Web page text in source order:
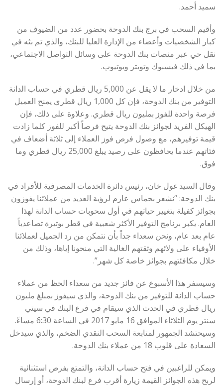
سميد أحمد.
وأقيم السحب في برج بنك الدوحة بحضور عدد من الضيوف من
كبار الشخصيات وأعضاء من الإدارة العليا للبنك، والذي تم بثه في
نقل حي عبر منصات بنك الدوحة على وسائل التواصل الاجتماعي،
بما في ذلك فيسبوك وتويتر ويوتيوب.
من خلال ادخار ما لا يقل عن 5,000 ريال قطري في حساب الدانة
التوفير من بنك الدوحة، فإن كل 1,000 ريال قطري يمنح العميل
فرصة واحدة للفوز بمليون ريال قطري. وعلاوة على ذلك، فإن
الهيكل الفريد لجوائز بنك الدوحة يتيح فرصاً أكبر للفوز كلما زادت
قيمة توفيرهم، مع وصول فرص فوز العملاء إلى ثلاثة أضعاف في
فئاتهم عندما يحافظون على رصيد يبلغ 25,000 ريال قطري وما
فوق.
وقال السيد غول خان، رئيس دائرة الخدمات المصرفية للأفراد في
بنك الدوحة: “نشعر بحماس عارم لرؤية العديد من عملائنا يفوزون
بجوائز كفيلة بتغيير حياتهم في أول سحوبات حساب الدانة لهذا
العام. يكبر برنامج التوفير الأكثر شعبية في قطر بوتيرة تصاعدياً
عام بعد عام، ونحن سعداء جداً بأن نتمكن من رد الجميل لعملائنا
الأوفياء على ولائهم وثقتهم الغالية التي منحونا إياها، وذلك من
خلال مكافئتهم بجوائز خاصة كل شهر”.
وسيسفر هذا الأسبوع عن فائز جديد من سعداء الحظ من عملاء
حساب الدانة للتوفير من بنك الدوحة، والذي سيفوز بمبلغ مليون
ريال قطري في الحدث الذي سيقام في فرع البنك في سيتي
سنتر يوم الثلاثاء الموافق 16 مايو 2017 في الساعة 6:30 مساءً.
وسيحتشد الجمهور لمتابعة السحب النقدي الضخم، والذي سيدخل
السعادة على قلوب 18 من عملاء بنك الدوحة.
ويمكن للراغبين في فتح حساب الدانة، والتمتع بفرص استثنائية
لربح هذه الجوائز القيمة زيارة أقرب فرع لبنك الدوحة، أو إرسال